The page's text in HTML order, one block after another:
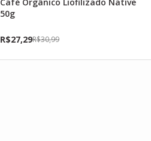
50g
R$30,99
R$27,29